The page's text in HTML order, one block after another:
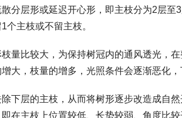
分层形或延迟开心形，即主枝分为2层至
个主枝或不留主枝。
量比较大，为保持树冠内的通风透光，
大，枝量的增多，光照条件会逐渐恶化
下层的主枝，从而将树形逐步改造成自
在主枝上位置较低、长势较弱、角度比较